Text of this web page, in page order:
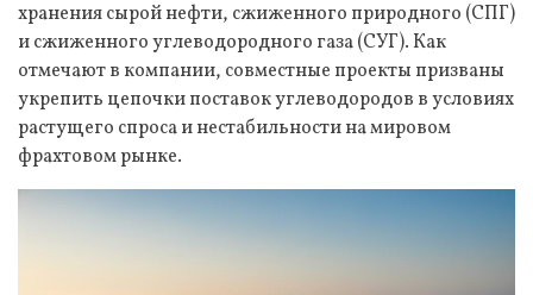
хранения сырой нефти, сжиженного природного (СПГ)
и сжиженного углеводородного газа (СУГ). Как
отмечают в компании, совместные проекты призваны
укрепить цепочки поставок углеводородов в условиях
растущего спроса и нестабильности на мировом
фрахтовом рынке.